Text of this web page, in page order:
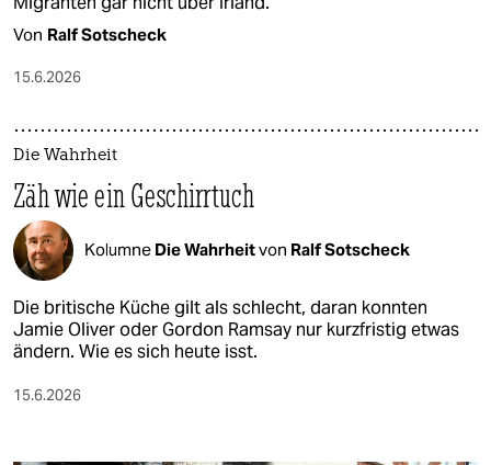
Von Ralf Sotscheck
15.6.2026
Die Wahrheit
Zäh wie ein Geschirrtuch
Kolumne Die Wahrheitvon Ralf Sotscheck
Die britische Küche gilt als schlecht, daran konnten
Jamie Oliver oder Gordon Ramsay nur kurzfristig etwas
ändern. Wie es sich heute isst.
15.6.2026